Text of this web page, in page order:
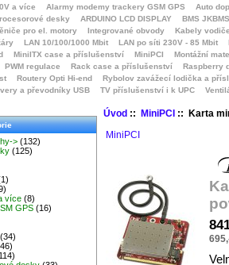
a více
Alarmy modemy trackery GSM GPS
Auto
desky
ARDUINO LCD DISPLAY
BMS
pro el. motory
Integrované obvody
Kabely
LAN 10/100/1000 Mbit LAN po síti 230V - 85 Mbit
MiniITX case a příslušenství MiniPCI
Montážní
PWM regulace Rack case a příslušenství
Raspberry
Routery Opti Hi-end
Rybolov zavážecí lodička a přísl
a převodníky USB
TV příslušenství i k UPC
> (132)
(125)
více (8)
GPS (16)
(34)
Úvod:: MiniPCI:: Karta
MiniPCI